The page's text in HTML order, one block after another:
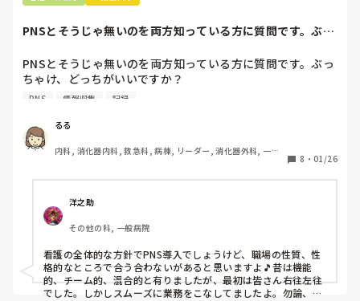
患者さんに迷惑かけたわけじゃないから大丈夫、
自分が情けなくて情けなくて😭
こんなバカな私をせめて笑い飛ばしてください笑
PNSとそうじゃ無いのを両方知っている方に質問です。ぶっ
PNSとそうじゃ無いのを両方知っている方に質問です。ぶっ
ちゃけ、どっちがいいですか？
後、PNSを廃止しました。
私は、そのPNSを廃止した病棟からまだPNSをやっている病
棟に9月に異動してきました。
じざるを得ませんでした。
色々な病棟に入院したことのある患者さんも、「(私が異動
する前の病棟の方が)新人が患者から見てもよく動けてた
よ」と言っていました。
現病棟はPNSだけれども、結局は忙しくて、新人の面倒を見
てられず、清潔ケアや単純に点滴を繋げてくるなど、簡単な
仕事しか新人にさせていませんでした。PNSを廃止した病棟
では、イベントは必ずと言っていいほど新人に担当させて、
PNS 情報収集 記録
るる
内科, 消化器内科, 救急科, 病棟, リーダー, 消化器外科, 一般
8 ・ 01/26
洋之助
その他の科, 一般病院
看護の全体的な方針でPNS導入でしょうけど、職場の性質、性
格的なところで合う合わないがあると思いますよ🎵昔は機能
的、チーム的、混合的と有りましたが、最初は皆さん右往左往
でした。しかしスムーズに業務をこなしてましたよ。勿論、指